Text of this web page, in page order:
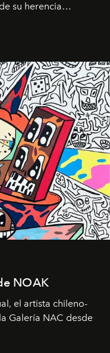
su herencia
inspirada en el
NOAK
el artista chileno-
Galería NAC desde